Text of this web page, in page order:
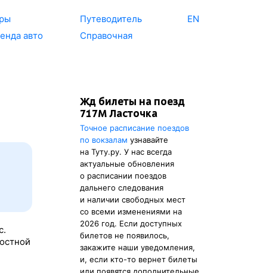
авто
Путеводитель
Справочная
EN
Жд билеты на поезд
717М Ласточка
Точное расписание поездов
по вокзалам узнавайте
на Туту.ру. У нас всегда
актуальные обновления
о расписании поездов
дальнего следования
и наличии свободных мест
со всеми изменениями на
2026 год. Если доступных
билетов не появилось,
закажите наши уведомления,
и, если кто-то вернет билеты